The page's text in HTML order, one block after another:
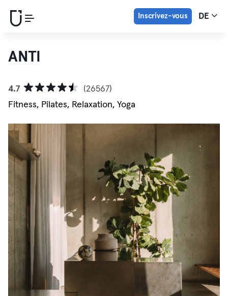
Inscrivez-vous DE
ANTI
4.7
(26567)
Fitness, Pilates, Relaxation, Yoga